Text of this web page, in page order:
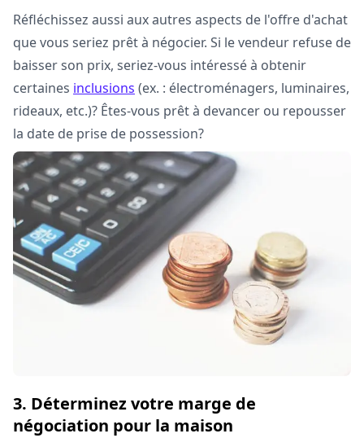
Réfléchissez aussi aux autres aspects de l'offre d'achat
que vous seriez prêt à négocier. Si le vendeur refuse de
baisser son prix, seriez-vous intéressé à obtenir
certaines inclusions (ex. : électroménagers, luminaires,
rideaux, etc.)? Êtes-vous prêt à devancer ou repousser
la date de prise de possession?
3. Déterminez votre marge de
négociation pour la maison